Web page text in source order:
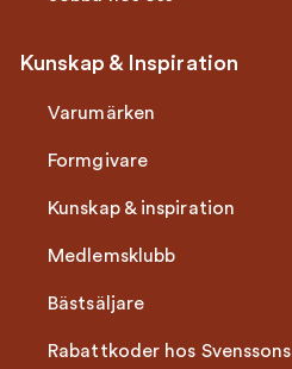
Kunskap & Inspiration
Varumärken
Formgivare
Kunskap & inspiration
Medlemsklubb
Bästsäljare
Rabattkoder hos Svenssons